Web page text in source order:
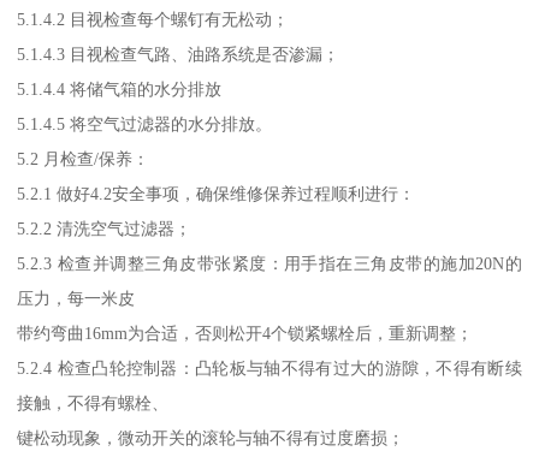
5.1.4.2 目视检查每个螺钉有无松动；
5.1.4.3 目视检查气路、油路系统是否渗漏；
5.1.4.4 将储气箱的水分排放
5.1.4.5 将空气过滤器的水分排放。
5.2 月检查/保养：
5.2.1 做好4.2安全事项，确保维修保养过程顺利进行：
5.2.2 清洗空气过滤器；
5.2.3 检查并调整三角皮带张紧度：用手指在三角皮带的施加20N的
压力，每一米皮
带约弯曲16mm为合适，否则松开4个锁紧螺栓后，重新调整；
5.2.4 检查凸轮控制器：凸轮板与轴不得有过大的游隙，不得有断续
接触，不得有螺栓、
键松动现象，微动开关的滚轮与轴不得有过度磨损；